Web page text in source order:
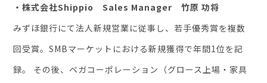
・株式会社Shippio Sales Manager 竹原 功将
みずほ銀行にて法人新規営業に従事し、若手優秀賞を複数
回受賞。SMBマーケットにおける新規獲得で年間1位を記
録。 その後、ベガコーポレーション（グロース上場・家具